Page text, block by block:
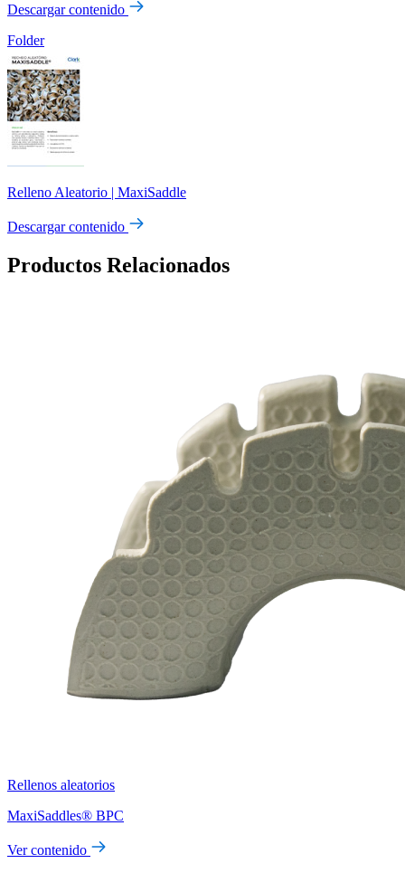
Descargar contenido
Folder
Relleno Aleatorio | MaxiSaddle
Descargar contenido
Productos Relacionados
Rellenos aleatorios
MaxiSaddles® BPC
Ver contenido